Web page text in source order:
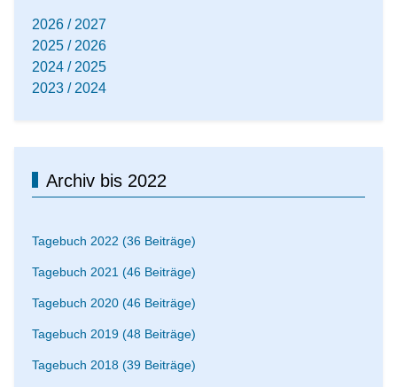
2026 / 2027
2025 / 2026
2024 / 2025
2023 / 2024
Archiv bis 2022
Tagebuch 2022 (36 Beiträge)
Tagebuch 2021 (46 Beiträge)
Tagebuch 2020 (46 Beiträge)
Tagebuch 2019 (48 Beiträge)
Tagebuch 2018 (39 Beiträge)